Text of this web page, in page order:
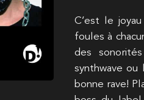
C’est le
foules à
des
synthwave ou
bonne rave!